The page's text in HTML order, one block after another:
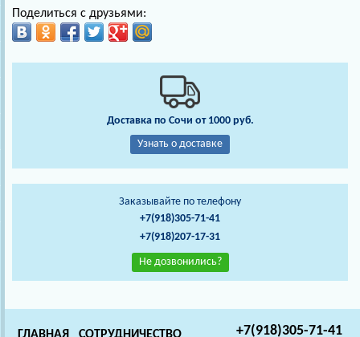
Поделиться с друзьями:
Доставка по Сочи от 1000 руб.
Узнать о доставке
Заказывайте по телефону
+7(918)305-71-41
+7(918)207-17-31
Не дозвонились?
+7(918)305-71-41